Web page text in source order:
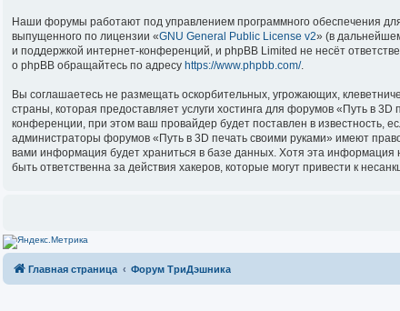
Наши форумы работают под управлением программного обеспечения
выпущенного по лицензии «GNU General Public License v2» (в
и поддержкой интернет-конференций, и phpBB Limited не несёт
о phpBB обращайтесь по адресу https://www.phpbb.com/.
Вы соглашаетесь не размещать оскорбительных, угрожающих,
страны, которая предоставляет услуги хостинга для форумов «Путь в
конференции, при этом ваш провайдер будет поставлен в известность,
администраторы форумов «Путь в 3D печать своими руками» имеют
вами информация будет храниться в базе данных. Хотя эта
быть ответственна за действия хакеров, которые могут привести к
Главная страница Форум ТриДэшника